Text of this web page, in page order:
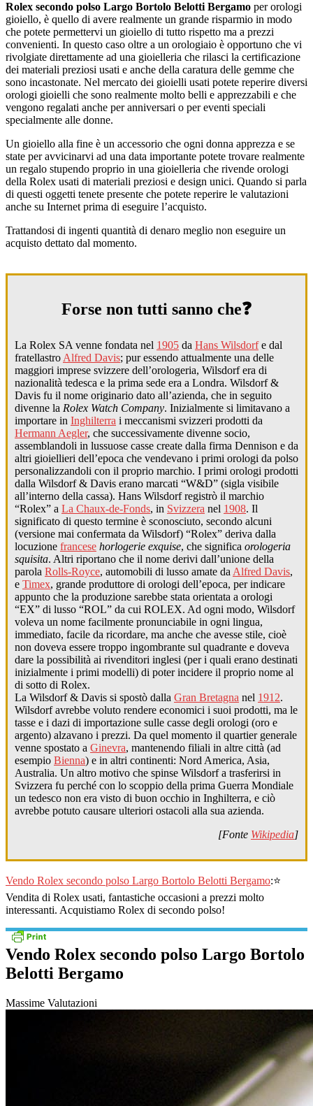
Rolex secondo polso Largo Bortolo Belotti Bergamo per orologi
gioiello, è quello di avere realmente un grande risparmio in modo
che potete permettervi un gioiello di tutto rispetto ma a prezzi
convenienti. In questo caso oltre a un orologiaio è opportuno che vi
rivolgiate direttamente ad una gioielleria che rilasci la certificazione
dei materiali preziosi usati e anche della caratura delle gemme che
sono incastonate. Nel mercato dei gioielli usati potete reperire diversi
orologi gioielli che sono realmente molto belli e apprezzabili e che
vengono regalati anche per anniversari o per eventi speciali
specialmente alle donne.
Un gioiello alla fine è un accessorio che ogni donna apprezza e se
state per avvicinarvi ad una data importante potete trovare realmente
un regalo stupendo proprio in una gioielleria che rivende orologi
della Rolex usati di materiali preziosi e design unici. Quando si parla
di questi oggetti tenete presente che potete reperire le valutazioni
anche su Internet prima di eseguire l’acquisto.
Trattandosi di ingenti quantità di denaro meglio non eseguire un
acquisto dettato dal momento.
Forse non tutti sanno che❓
La Rolex SA venne fondata nel 1905 da Hans Wilsdorfe dal
fratellastro Alfred Davis; pur essendo attualmente una delle
maggiori imprese svizzere dell’orologeria, Wilsdorf era di
nazionalità tedesca e la prima sede era a Londra. Wilsdorf &
Davis fu il nome originario dato all’azienda, che in seguito
divenne la Rolex Watch Company. Inizialmente si limitavano a
importare in Inghilterra i meccanismi svizzeri prodotti da
Hermann Aegler, che successivamente divenne socio,
assemblandoli in lussuose casse create dalla firma Dennison e da
altri gioiellieri dell’epoca che vendevano i primi orologi da polso
personalizzandoli con il proprio marchio. I primi orologi prodotti
dalla Wilsdorf & Davis erano marcati “W&D” (sigla visibile
all’interno della cassa). Hans Wilsdorf registrò il marchio
“Rolex” a La Chaux-de-Fonds, in Svizzera nel 1908. Il
significato di questo termine è sconosciuto, secondo alcuni
(versione mai confermata da Wilsdorf) “Rolex” deriva dalla
locuzione francese horlogerie exquise, che significa orologeria
squisita. Altri riportano che il nome derivi dall’unione della
parola Rolls-Royce, automobili di lusso amate da Alfred Davis,
e Timex, grande produttore di orologi dell’epoca, per indicare
appunto che la produzione sarebbe stata orientata a orologi
“EX” di lusso “ROL” da cui ROLEX. Ad ogni modo, Wilsdorf
voleva un nome facilmente pronunciabile in ogni lingua,
immediato, facile da ricordare, ma anche che avesse stile, cioè
non doveva essere troppo ingombrante sul quadrante e doveva
dare la possibilità ai rivenditori inglesi (per i quali erano destinati
inizialmente i primi modelli) di poter incidere il proprio nome al
di sotto di Rolex.
La Wilsdorf & Davis si spostò dalla Gran Bretagna nel 1912.
Wilsdorf avrebbe voluto rendere economici i suoi prodotti, ma le
tasse e i dazi di importazione sulle casse degli orologi (oro e
argento) alzavano i prezzi. Da quel momento il quartier generale
venne spostato a Ginevra, mantenendo filiali in altre città (ad
esempio Bienna) e in altri continenti: Nord America, Asia,
Australia. Un altro motivo che spinse Wilsdorf a trasferirsi in
Svizzera fu perché con lo scoppio della prima Guerra Mondiale
un tedesco non era visto di buon occhio in Inghilterra, e ciò
avrebbe potuto causare ulteriori ostacoli alla sua azienda.
[Fonte Wikipedia]
Vendo Rolex secondo polso Largo Bortolo Belotti Bergamo:⭐
Vendita di Rolex usati, fantastiche occasioni a prezzi molto
interessanti. Acquistiamo Rolex di secondo polso!
Vendo Rolex secondo polso Largo Bortolo
Belotti Bergamo
Massime Valutazioni